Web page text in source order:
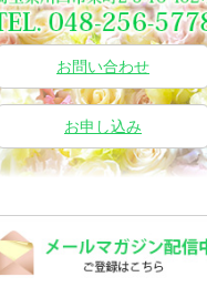
お問い合わせ
お申し込み